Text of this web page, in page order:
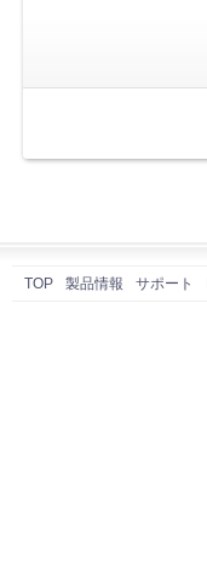
TOP 製品情報 サポート